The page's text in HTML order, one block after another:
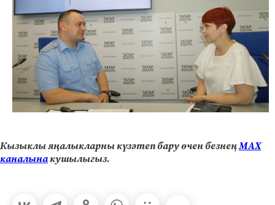
Кызыклы яңалыкларны күзәтеп бару өчен безнеңМАХ
каналынакушылыгыз.